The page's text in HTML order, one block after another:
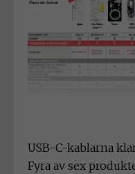
USB-C-kablarna
Fyra av sex